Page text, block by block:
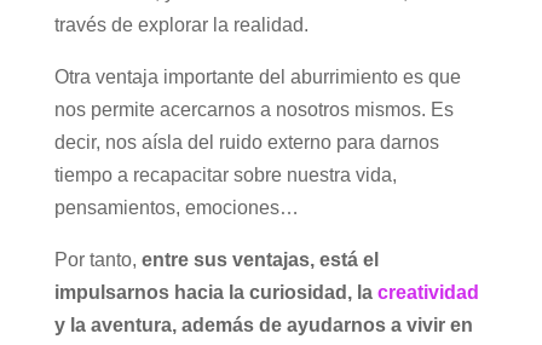
través de explorar la realidad.
Otra ventaja importante del aburrimiento es que
nos permite acercarnos a nosotros mismos. Es
decir, nos aísla del ruido externo para darnos
tiempo a recapacitar sobre nuestra vida,
pensamientos, emociones…
Por tanto, entre sus ventajas, está el
impulsarnos hacia la curiosidad, la creatividad
y la aventura, además de ayudarnos a vivir en